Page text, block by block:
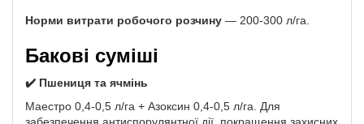
Норми витрати робочого розчину — 200-300 л/га.
Бакові суміші
✔️ Пшениця та ячмінь
Маестро 0,4-0,5 л/га + Азоксин 0,4-0,5 л/га. Для